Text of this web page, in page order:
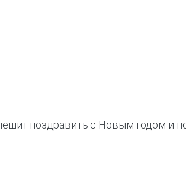
поздравить с Новым годом и